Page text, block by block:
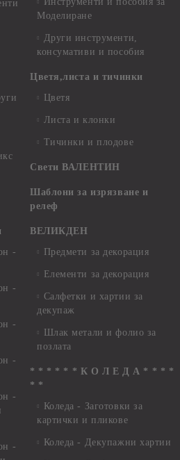
-
-
-
-
-
-
Моделиране
Други инструменти,
консумативи и пособия
Цветя,листа и тичинки
Цветя
Листа и клонки
Тичинки и плодове
Свети ВАЛЕНТИН
Шаблони за изрязване и
релеф
ВЕЛИКДЕН
Предмети за декорация
Елементи за декорация
Салфетки и хартии за
декупаж
Шлак метали и фолио за
позлата
* * * * * * К О Л Е Д А * * * *
* *
Коледа - Заготовки за
картички и пликове
Коледа - Декупажни хартии